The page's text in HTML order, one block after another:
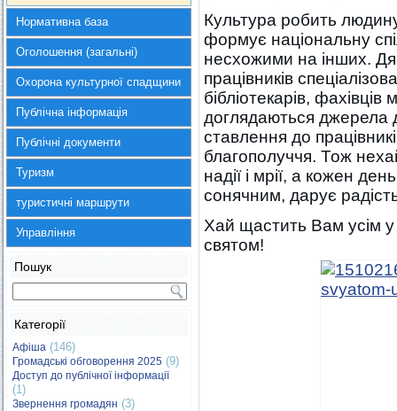
Нормативна база
Оголошення (загальні)
Охорона культурної спадщини
Публічна інформація
Публічні документи
Туризм
туристичні маршрути
Управління
Пошук
Категорії
Афіша (146)
Громадські обговорення 2025 (9)
Доступ до публічної інформації
(1)
Звернення громадян (3)
Культура робить
формує національну
несхожими на інших.
працівників
бібліотекарів,
доглядаються джерела
ставлення до
благополуччя. Тож
надії і мрії, а кожен
сонячним, дарує
Хай щастить Вам усім у
святом!